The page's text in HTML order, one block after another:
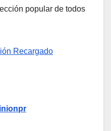
popular de todos
Recargado